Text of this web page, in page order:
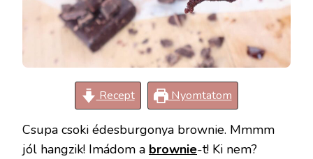
Recept Nyomtatom
Csupa csoki édesburgonya brownie. Mmmm
jól hangzik! Imádom a brownie-t! Ki nem?